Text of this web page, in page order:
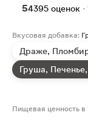
54395 оценок ·
Вкусовая добавка:
Драже,
Груша,
Пищевая ценность в